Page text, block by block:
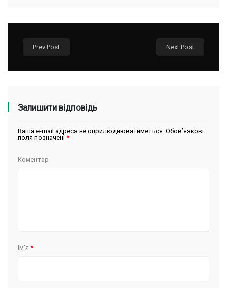
Prev Post Next Post
Залишити відповідь
Ваша e-mail адреса не оприлюднюватиметься. Обов’язкові
поля позначені *
Коментар
Ім'я *